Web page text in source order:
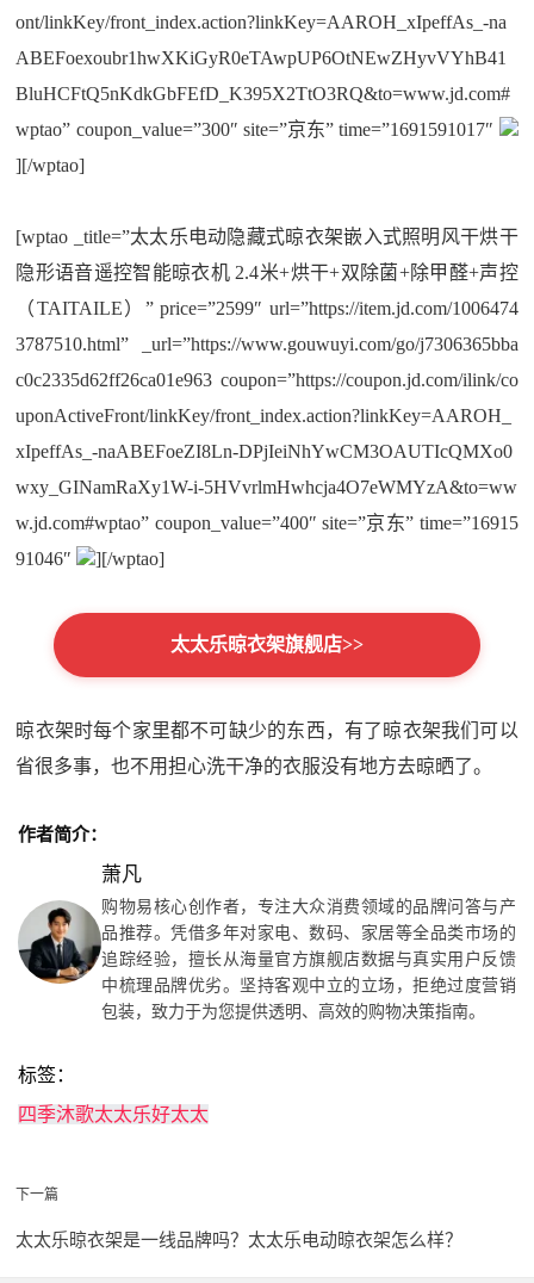
ont/linkKey/front_index.action?linkKey=AAROH_xIpeffAs_-na
ABEFoexoubr1hwXKiGyR0eTAwpUP6OtNEwZHyvVYhB41
BluHCFtQ5nKdkGbFEfD_K395X2TtO3RQ&to=www.jd.com#
wptao” coupon_value=”300″ site=”京东” time=”1691591017″
][/wptao]
[wptao _title=”太太乐电动隐藏式晾衣架嵌入式照明风干烘干
隐形语音遥控智能晾衣机 2.4米+烘干+双除菌+除甲醛+声控
（TAITAILE）” price=”2599″ url=”https://item.jd.com/1006474
3787510.html” _url=”https://www.gouwuyi.com/go/j7306365bba
c0c2335d62ff26ca01e963 coupon=”https://coupon.jd.com/ilink/co
uponActiveFront/linkKey/front_index.action?linkKey=AAROH_
xIpeffAs_-naABEFoeZI8Ln-DPjIeiNhYwCM3OAUTIcQMXo0
wxy_GINamRaXy1W-i-5HVvrlmHwhcja4O7eWMYzA&to=ww
w.jd.com#wptao” coupon_value=”400″ site=”京东” time=”16915
91046″
][/wptao]
太太乐晾衣架旗舰店>>
晾衣架时每个家里都不可缺少的东西，有了晾衣架我们可以
省很多事，也不用担心洗干净的衣服没有地方去晾晒了。
作者简介：
萧凡
购物易核心创作者，专注大众消费领域的品牌问答与产
品推荐。凭借多年对家电、数码、家居等全品类市场的
追踪经验，擅长从海量官方旗舰店数据与真实用户反馈
中梳理品牌优劣。坚持客观中立的立场，拒绝过度营销
包装，致力于为您提供透明、高效的购物决策指南。
标签：
四季沐歌太太乐好太太
下一篇
太太乐晾衣架是一线品牌吗？太太乐电动晾衣架怎么样？